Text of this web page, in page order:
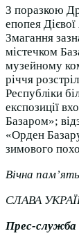
З поразкою
епопея
Змагання
містечком
музейному
річчя
Республіки
експозиції
Базаром»;
«Орден
зимового
Вічна
СЛАВА
Прес-служба